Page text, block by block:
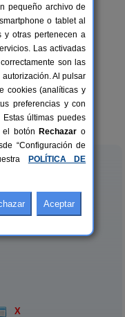
8+2 pers.
desde30 €
X
pequeño archivo de
o tablet al
y otras pertenecen a
Las activadas
son las
Al pulsar
cookies (analíticas y
preferencias y con
últimas puedes
el botón Rechazar o
“Configuración de
POLÍTICA DE